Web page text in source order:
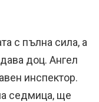
с пълна сила, а
доц. Ангел
инспектор.
седмица, ще